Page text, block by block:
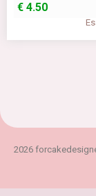
€ 4.50
2026